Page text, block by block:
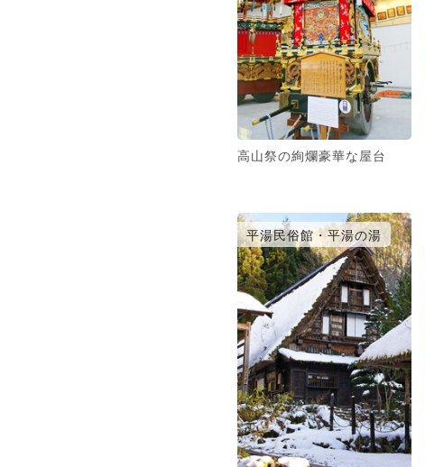
高山祭の絢爛豪華な屋台
平湯民俗館・平湯の湯